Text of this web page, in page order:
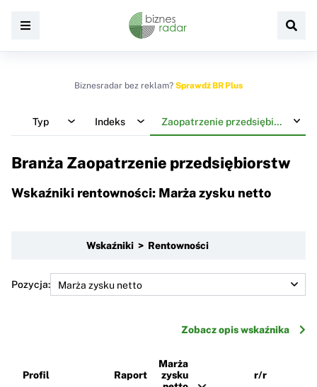
Biznesradar bez reklam? Sprawdź BR Plus
Typ Indeks Zaopatrzenie przedsiębiorstw
Branża Zaopatrzenie przedsiębiorstw
Wskaźniki rentowności: Marża zysku netto
Wskaźniki > Rentowności
Pozycja:
Zobacz opis wskaźnika
Profil Raport
Marża
zysku
r/r